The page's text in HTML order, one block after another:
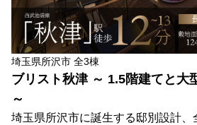
埼玉県所沢市 全3棟
ブリスト秋津 ～ 1.5階建てと大
～
埼玉県所沢市に誕生する邸別設計、